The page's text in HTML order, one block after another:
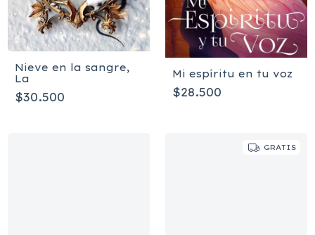
Nieve en la sangre,
La
$30.500
Mi espíritu en tu voz
$28.500
GRATIS